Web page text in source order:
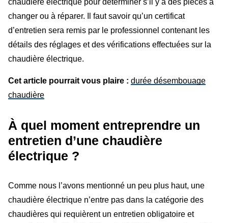
chaudière électrique pour déterminer s’il y a des pièces à
changer ou à réparer. Il faut savoir qu’un certificat
d’entretien sera remis par le professionnel contenant les
détails des réglages et des vérifications effectuées sur la
chaudière électrique.
Cet article pourrait vous plaire : durée désembouage
chaudière
À quel moment entreprendre un
entretien d’une chaudière
électrique ?
Comme nous l’avons mentionné un peu plus haut, une
chaudière électrique n’entre pas dans la catégorie des
chaudières qui requièrent un entretien obligatoire et